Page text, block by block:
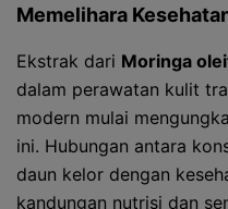
Memelihara
Ekstrak dari Moringa
dalam perawatan kulit
modern mulai
ini. Hubungan antara
daun kelor dengan
kandungan nutrisi dan